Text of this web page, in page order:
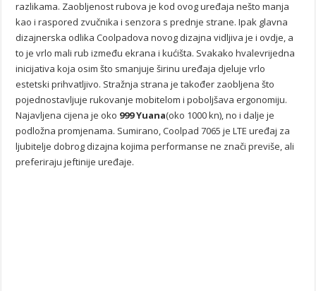
razlikama. Zaobljenost rubova je kod ovog uređaja nešto manja
kao i raspored zvučnika i senzora s prednje strane. Ipak glavna
dizajnerska odlika Coolpadova novog dizajna vidljiva je i ovdje, a
to je vrlo mali rub između ekrana i kućišta. Svakako hvalevrijedna
inicijativa koja osim što smanjuje širinu uređaja djeluje vrlo
estetski prihvatljivo. Stražnja strana je također zaobljena što
pojednostavljuje rukovanje mobitelom i poboljšava ergonomiju.
Najavljena cijena je oko 999 Yuana(oko 1000 kn), no i dalje je
podložna promjenama. Sumirano, Coolpad 7065 je LTE uređaj za
ljubitelje dobrog dizajna kojima performanse ne znači previše, ali
preferiraju jeftinije uređaje.